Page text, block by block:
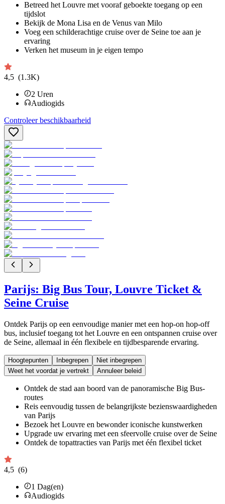
Betreed het Louvre met vooraf geboekte toegang op een
tijdslot
Bekijk de Mona Lisa en de Venus van Milo
Voeg een schilderachtige cruise over de Seine toe aan je
ervaring
Verken het museum in je eigen tempo
4,5 (1.3K)
2 Uren
Audiogids
Controleer beschikbaarheid
Parijs: Big Bus Tour, Louvre Ticket &
Seine Cruise
Ontdek Parijs op een eenvoudige manier met een hop-on hop-off
bus, inclusief toegang tot het Louvre en een ontspannen cruise over
de Seine, allemaal in één flexibele en tijdbesparende ervaring.
Hoogtepunten Inbegrepen
Niet inbegrepen
Weet het voordat je vertrekt
Annuleer beleid
Ontdek de stad aan boord van de panoramische Big Bus-
routes
Reis eenvoudig tussen de belangrijkste bezienswaardigheden
van Parijs
Bezoek het Louvre en bewonder iconische kunstwerken
Upgrade uw ervaring met een sfeervolle cruise over de Seine
Ontdek de topattracties van Parijs met één flexibel ticket
4,5 (6)
1 Dag(en)
Audiogids